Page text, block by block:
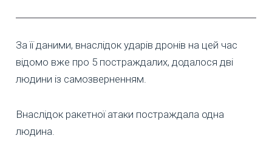
За її даними, внаслідок ударів дронів на цей час
відомо вже про 5 постраждалих, додалося дві
людини із самозверненням.
Внаслідок ракетної атаки постраждала одна
людина.